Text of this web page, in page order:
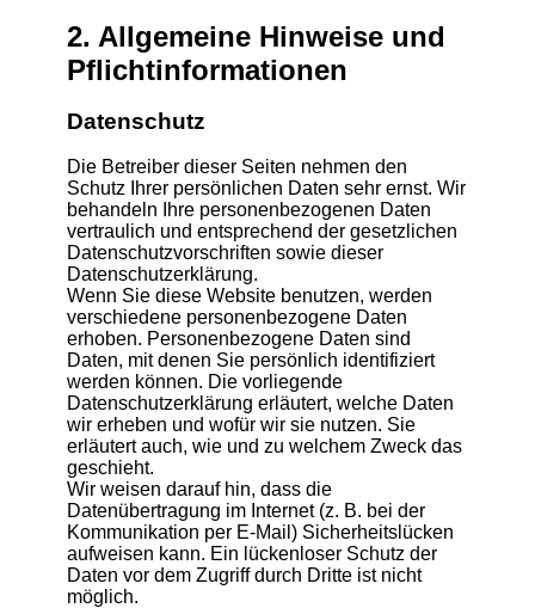
2. Allgemeine Hinweise und
Pflicht­informationen
Datenschutz
Die Betreiber dieser Seiten nehmen den
Schutz Ihrer persönlichen Daten sehr ernst. Wir
behandeln Ihre personenbezogenen Daten
vertraulich und entsprechend der gesetzlichen
Datenschutzvorschriften sowie dieser
Datenschutzerklärung.
Wenn Sie diese Website benutzen, werden
verschiedene personenbezogene Daten
erhoben. Personenbezogene Daten sind
Daten, mit denen Sie persönlich identifiziert
werden können. Die vorliegende
Datenschutzerklärung erläutert, welche Daten
wir erheben und wofür wir sie nutzen. Sie
erläutert auch, wie und zu welchem Zweck das
geschieht.
Wir weisen darauf hin, dass die
Datenübertragung im Internet (z. B. bei der
Kommunikation per E-Mail) Sicherheitslücken
aufweisen kann. Ein lückenloser Schutz der
Daten vor dem Zugriff durch Dritte ist nicht
möglich.